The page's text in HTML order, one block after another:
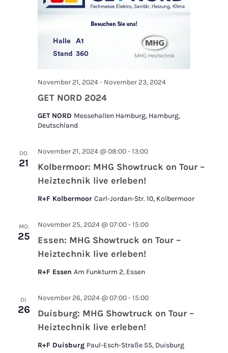
GET NORD 2024
November 21, 2024- November 23, 2024
GET NORD Messehallen Hamburg, Hamburg,
Deutschland
DO.
21
Kolbermoor: MHG Showtruck on Tour –
Heiztechnik live erleben!
November 21, 2024 @ 08:00-13:00
R+F Kolbermoor Carl-Jordan-Str. 10, Kolbermoor
MO.
25
Essen: MHG Showtruck on Tour –
Heiztechnik live erleben!
November 25, 2024 @ 07:00-15:00
R+F Essen Am Funkturm 2, Essen
DI.
26
Duisburg: MHG Showtruck on Tour –
Heiztechnik live erleben!
November 26, 2024 @ 07:00-15:00
R+F Duisburg Paul-Esch-Straße 55, Duisburg